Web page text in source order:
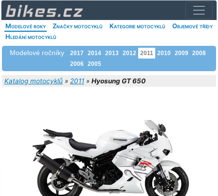
Modelové roky Značky motocyklů Kategorie motocyklů
Objemové třídy
Hledání motocyklů
Modelové ročníky 2017 2014 2013 2012 2011 2010 2009 2008
2006 2005
Katalog motocyklů » 2011 » Hyosung GT 650